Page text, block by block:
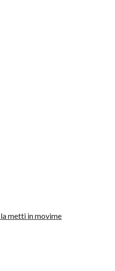
la metti in movime